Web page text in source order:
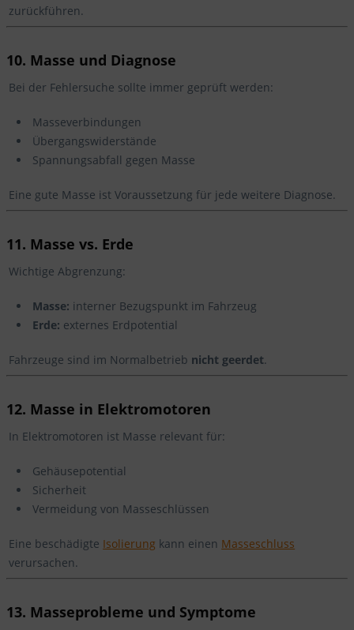
zurückführen.
10. Masse und Diagnose
Bei der Fehlersuche sollte immer geprüft werden:
Masseverbindungen
Übergangswiderstände
Spannungsabfall gegen Masse
Eine gute Masse ist Voraussetzung für jede weitere Diagnose.
11. Masse vs. Erde
Wichtige Abgrenzung:
Masse: interner Bezugspunkt im Fahrzeug
Erde: externes Erdpotential
Fahrzeuge sind im Normalbetrieb nicht geerdet.
12. Masse in Elektromotoren
In Elektromotoren ist Masse relevant für:
Gehäusepotential
Sicherheit
Vermeidung von Masseschlüssen
Eine beschädigte Isolierung kann einen Masseschluss
verursachen.
13. Masseprobleme und Symptome